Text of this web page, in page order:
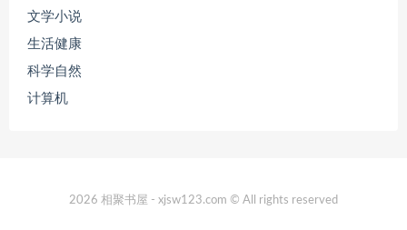
文学小说
生活健康
科学自然
计算机
2026 相聚书屋 - xjsw123.com © All rights reserved